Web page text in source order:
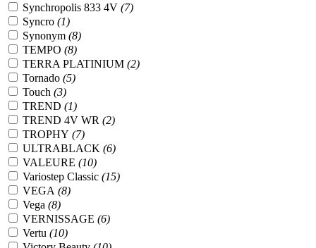
Synchropolis 833 4V (7)
Syncro (1)
Synonym (8)
TEMPO (8)
TERRA PLATINIUM (2)
Tornado (5)
Touch (3)
TREND (1)
TREND 4V WR (2)
TROPHY (7)
ULTRABLACK (6)
VALEURE (10)
Variostep Classic (15)
VEGA (8)
Vega (8)
VERNISSAGE (6)
Vertu (10)